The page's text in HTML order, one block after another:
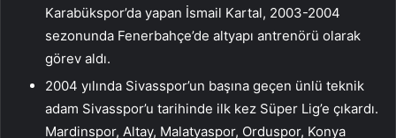
Karabükspor’da yapan İsmail Kartal, 2003-2004
sezonunda Fenerbahçe’de altyapı antrenörü olarak
görev aldı.
2004 yılında Sivasspor’un başına geçen ünlü teknik
adam Sivasspor’u tarihinde ilk kez Süper Lig’e çıkardı.
Mardinspor, Altay, Malatyaspor, Orduspor, Konya